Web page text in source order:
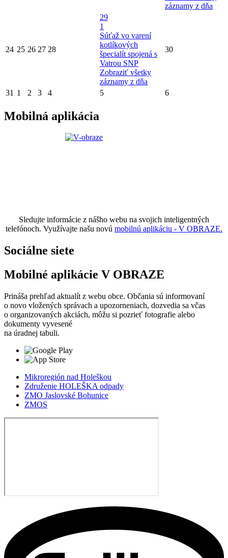
záznamy z dňa
24 25 26 27 28
29
1
Súťaž vo varení
kotlíkových
špecialít spojená s
Vatrou SNP
Zobraziť všetky
záznamy z dňa
30
31 1 2 3 4 5 6
Mobilná aplikácia
Sledujte informácie z nášho webu na svojich inteligentných
telefónoch. Využívajte našu novú mobilnú aplikáciu - V OBRAZE.
Sociálne siete
Mobilné aplikácie V OBRAZE
Prináša prehľad aktualít z webu obce. Občania sú informovaní
o novo vložených správach a upozorneniach, dozvedia sa včas
o organizovaných akciách, môžu si pozrieť fotografie alebo
dokumenty vyvesené
na úradnej tabuli.
Mikroregión nad Holeškou
Združenie HOLEŠKA odpady
ZMO Jaslovské Bohunice
ZMOS